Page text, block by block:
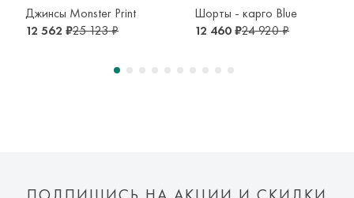
транспортной компании. Доставка осуществляется в срок и
по тарифам транспортной компании.
Оплата осуществляется онлайн банковскими картами Visa,
Джинсы Monster Print
12 562 ₽25 123 ₽
Шорты - карго Blue
12 460 ₽24 920 ₽